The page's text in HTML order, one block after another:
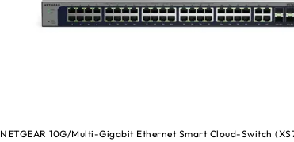
NETGEAR 10G/Multi-Gigabit Ethernet Smart Cloud-Switch